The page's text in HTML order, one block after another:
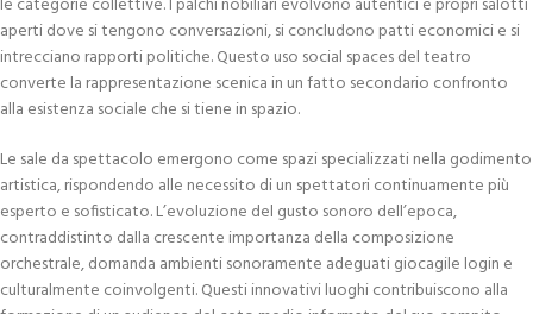
aperti dove si tengono conversazioni, si concludono patti economici e si
intrecciano rapporti politiche. Questo uso social spaces del teatro
converte la rappresentazione scenica in un fatto secondario confronto
alla esistenza sociale che si tiene in spazio.
Le sale da spettacolo emergono come spazi specializzati nella godimento
artistica, rispondendo alle necessito di un spettatori continuamente più
esperto e sofisticato. L’evoluzione del gusto sonoro dell’epoca,
contraddistinto dalla crescente importanza della composizione
orchestrale, domanda ambienti sonoramente adeguati giocagile login e
culturalmente coinvolgenti. Questi innovativi luoghi contribuiscono alla